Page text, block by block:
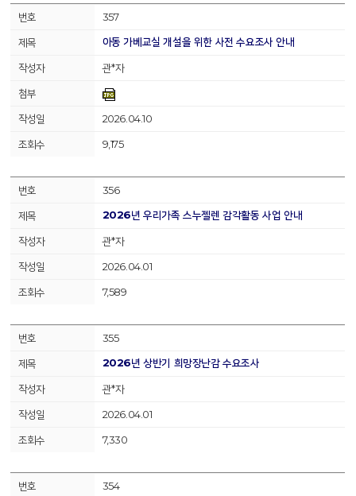
357
아동 가베교실 개설을 위한 사전 수요조사 안내
관*자
2026.04.10
9,175
356
2026년 우리가족 스누젤렌 감각활동 사업 안내
관*자
2026.04.01
7,589
355
2026년 상반기 희망장난감 수요조사
관*자
2026.04.01
7,330
354